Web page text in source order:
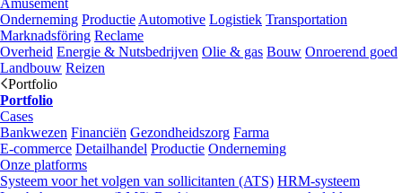
Amusement
Onderneming Productie Automotive Logistiek Transportation
Marknadsföring Reclame
Overheid Energie & Nutsbedrijven Olie & gas Bouw Onroerend goed
Landbouw Reizen
Portfolio
Portfolio
Cases
Bankwezen Financiën Gezondheidszorg Farma
E-commerce Detailhandel Productie Onderneming
Onze platforms
Systeem voor het volgen van sollicitanten (ATS) HRM-systeem